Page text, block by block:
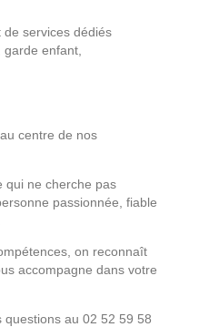
de services dédiés
enfant,
centre de nos
qui ne cherche pas
passionnée, fiable
on reconnaît
accompagne dans votre
au 02 52 59 58